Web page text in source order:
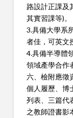
路設計正課及
其實習課等)。
3.具備大學系
者佳，可英文
4.具備半導體
領域產學合作
六、檢附應徵
個人履歷、博
列表、三篇代
之教師證書影